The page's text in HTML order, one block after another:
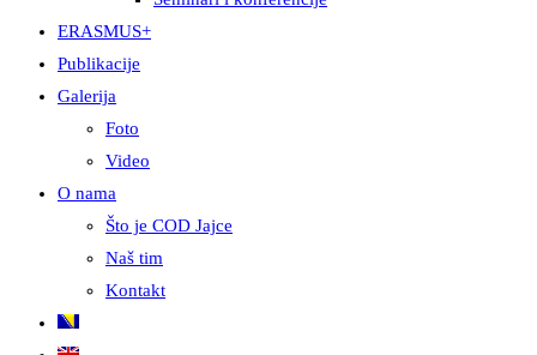
ERASMUS+
Publikacije
Galerija
Foto
Video
O nama
Što je COD Jajce
Naš tim
Kontakt